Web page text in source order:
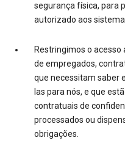
segurança física, para
autorizado aos
Restringimos o
de empregados,
que necessitam saber
las para nós, e que
contratuais de
processados ou
obrigações.